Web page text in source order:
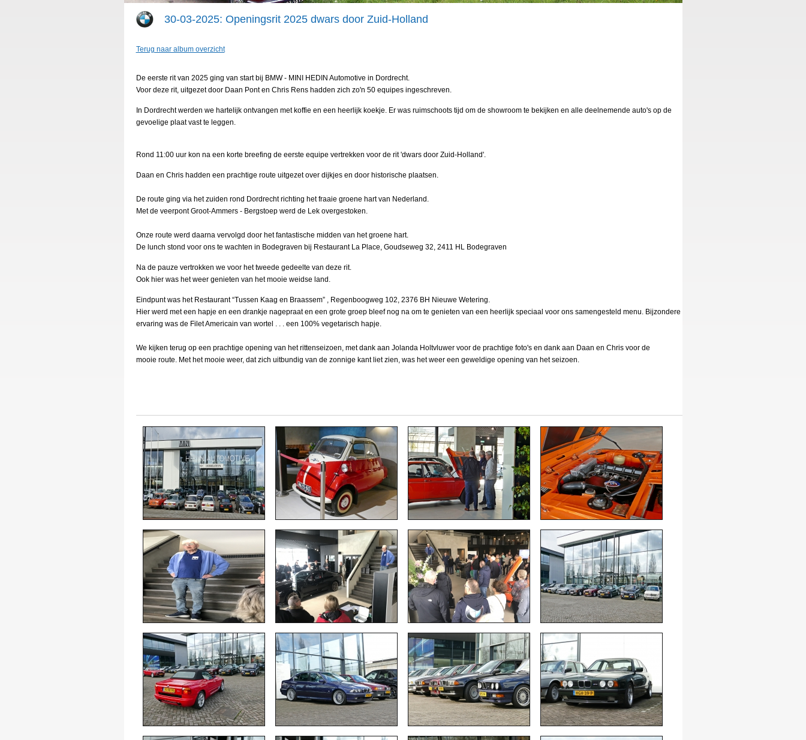
30-03-2025: Openingsrit 2025 dwars door Zuid-Holland
Terug naar album overzicht
De eerste rit van 2025 ging van start bij BMW - MINI HEDIN Automotive in Dordrecht.
Voor deze rit, uitgezet door Daan Pont en Chris Rens hadden zich zo'n 50 equipes ingeschreven.
In Dordrecht werden we hartelijk ontvangen met koffie en een heerlijk koekje. Er was ruimschoots tijd om de showroom te bekijken en alle deelnemende auto's op de
gevoelige plaat vast te leggen.
Rond 11:00 uur kon na een korte breefing de eerste equipe vertrekken voor de rit 'dwars door Zuid-Holland'.
Daan en Chris hadden een prachtige route uitgezet over dijkjes en door historische plaatsen.
De route ging via het zuiden rond Dordrecht richting het fraaie groene hart van Nederland.
Met de veerpont Groot-Ammers - Bergstoep werd de Lek overgestoken.
Onze route werd daarna vervolgd door het fantastische midden van het groene hart.
De lunch stond voor ons te wachten in Bodegraven bij Restaurant La Place, Goudseweg 32, 2411 HL Bodegraven
Na de pauze vertrokken we voor het tweede gedeelte van deze rit.
Ook hier was het weer genieten van het mooie weidse land.
Eindpunt was het Restaurant “Tussen Kaag en Braassem” , Regenboogweg 102, 2376 BH Nieuwe Wetering.
Hier werd met een hapje en een drankje nagepraat en een grote groep bleef nog na om te genieten van een heerlijk speciaal voor ons samengesteld menu. Bijzondere
ervaring was de Filet Americain van wortel . . . een 100% vegetarisch hapje.
We kijken terug op een prachtige opening van het rittenseizoen, met dank aan Jolanda Holtvluwer voor de prachtige foto's en dank aan Daan en Chris voor de
mooie route. Met het mooie weer, dat zich uitbundig van de zonnige kant liet zien, was het weer een geweldige opening van het seizoen.